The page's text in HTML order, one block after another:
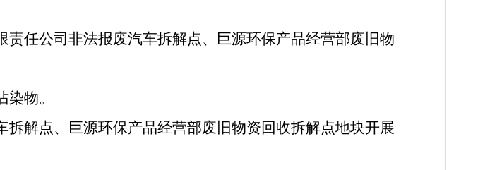
任公司非法报废汽车拆解点、巨源环保产品经营部废旧物
物。
解点、巨源环保产品经营部废旧物资回收拆解点地块开展